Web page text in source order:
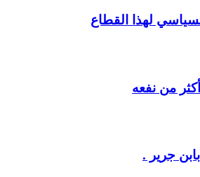
لهذا القطاع
من نفعه
جرير .